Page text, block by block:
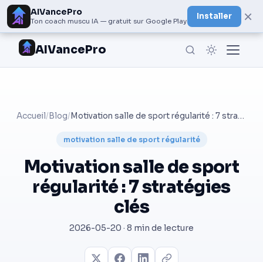
AIVancePro
Ton coach muscu IA — gratuit sur Google Play
Installer ×
AIVancePro
Accueil/ Blog/ Motivation salle de sport régularité : 7 stratégies clés
motivation salle de sport régularité
Motivation salle de sport
régularité : 7 stratégies
clés
2026-05-20 · 8 min de lecture